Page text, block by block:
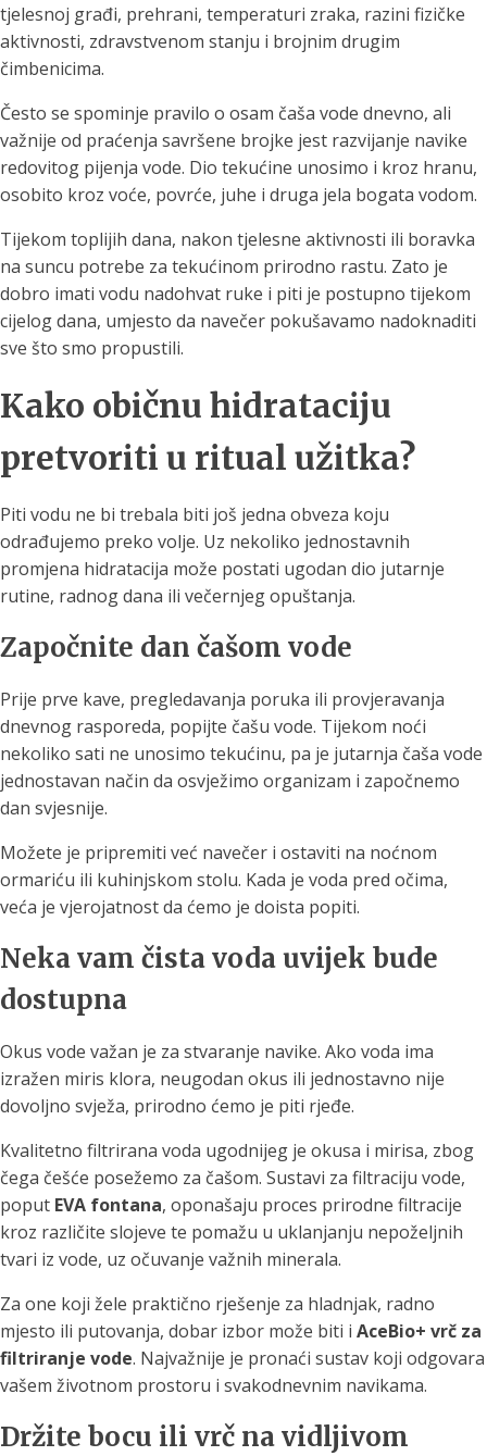
tjelesnoj građi, prehrani, temperaturi zraka, razini fizičke
aktivnosti, zdravstvenom stanju i brojnim drugim
čimbenicima.
Često se spominje pravilo o osam čaša vode dnevno, ali
važnije od praćenja savršene brojke jest razvijanje navike
redovitog pijenja vode. Dio tekućine unosimo i kroz hranu,
osobito kroz voće, povrće, juhe i druga jela bogata vodom.
Tijekom toplijih dana, nakon tjelesne aktivnosti ili boravka
na suncu potrebe za tekućinom prirodno rastu. Zato je
dobro imati vodu nadohvat ruke i piti je postupno tijekom
cijelog dana, umjesto da navečer pokušavamo nadoknaditi
sve što smo propustili.
Kako običnu hidrataciju
pretvoriti u ritual užitka?
Piti vodu ne bi trebala biti još jedna obveza koju
odrađujemo preko volje. Uz nekoliko jednostavnih
promjena hidratacija može postati ugodan dio jutarnje
rutine, radnog dana ili večernjeg opuštanja.
Započnite dan čašom vode
Prije prve kave, pregledavanja poruka ili provjeravanja
dnevnog rasporeda, popijte čašu vode. Tijekom noći
nekoliko sati ne unosimo tekućinu, pa je jutarnja čaša vode
jednostavan način da osvježimo organizam i započnemo
dan svjesnije.
Možete je pripremiti već navečer i ostaviti na noćnom
ormariću ili kuhinjskom stolu. Kada je voda pred očima,
veća je vjerojatnost da ćemo je doista popiti.
Neka vam čista voda uvijek bude
dostupna
Okus vode važan je za stvaranje navike. Ako voda ima
izražen miris klora, neugodan okus ili jednostavno nije
dovoljno svježa, prirodno ćemo je piti rjeđe.
Kvalitetno filtrirana voda ugodnijeg je okusa i mirisa, zbog
čega češće posežemo za čašom. Sustavi za filtraciju vode,
poput EVA fontana, oponašaju proces prirodne filtracije
kroz različite slojeve te pomažu u uklanjanju nepoželjnih
tvari iz vode, uz očuvanje važnih minerala.
Za one koji žele praktično rješenje za hladnjak, radno
mjesto ili putovanja, dobar izbor može biti i AceBio+ vrč za
filtriranje vode. Najvažnije je pronaći sustav koji odgovara
vašem životnom prostoru i svakodnevnim navikama.
Držite bocu ili vrč na vidljivom